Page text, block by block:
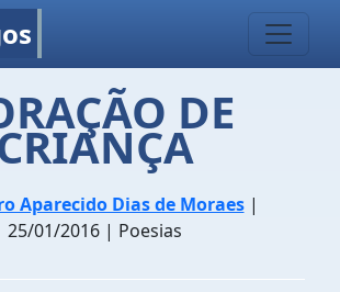
DE
Aparecido Dias de Moraes|
25/01/2016 | Poesias